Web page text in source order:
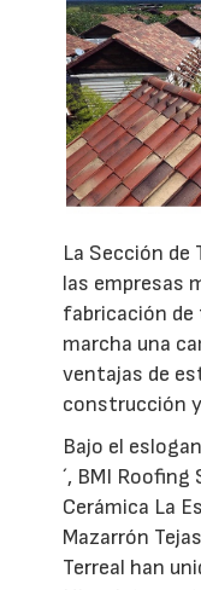
La Sección de
las empresas
fabricación de
marcha una
ventajas de
construcción
Bajo el
´, BMI
Cerámica La
Mazarrón
Terreal han